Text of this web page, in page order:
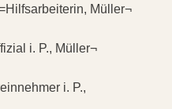
Müller¬
i. P., Müller¬
i. P.,